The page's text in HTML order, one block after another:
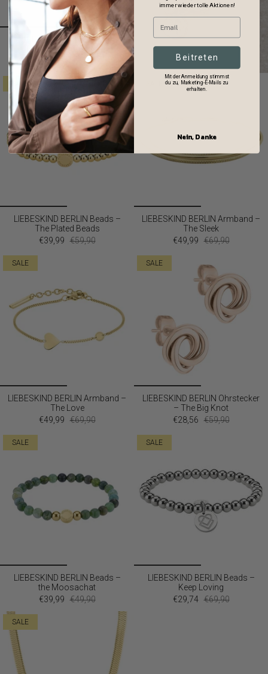
Cool Time Kids Armbanduhr –
The Cool Pink Butterfly
€39,99
SALE
LIEBESKIND BERLIN Beads –
The Plated Beads
€39,99 €59,90
LIEBESKIND BERLIN Armband –
The Sleek
€49,99 €69,90
SALE
LIEBESKIND BERLIN Armband –
The Love
€49,99 €69,90
SALE
LIEBESKIND BERLIN Ohrstecker
– The Big Knot
€28,56 €59,90
SALE
LIEBESKIND BERLIN Beads –
the Moosachat
€39,99 €49,90
SALE
LIEBESKIND BERLIN Beads –
Keep Loving
€29,74 €69,90
SALE
immer wieder tolle Aktionen!
Beitreten
Mit der Anmeldung stimmst
du zu, Marketing-E-Mails zu
erhalten.
Nein, Danke